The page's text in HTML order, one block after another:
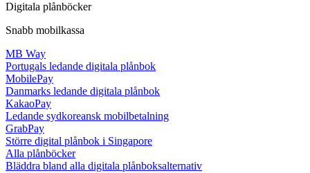
Digitala plånböcker
Snabb mobilkassa
MB Way
Portugals ledande digitala plånbok
MobilePay
Danmarks ledande digitala plånbok
KakaoPay
Ledande sydkoreansk mobilbetalning
GrabPay
Större digital plånbok i Singapore
Alla plånböcker
Bläddra bland alla digitala plånboksalternativ